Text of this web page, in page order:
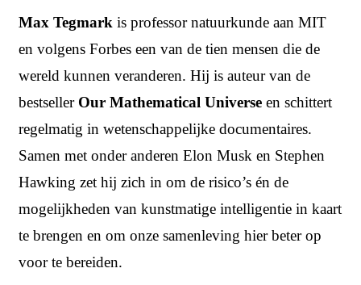
Max Tegmark is professor natuurkunde aan MIT
en volgens Forbes een van de tien mensen die de
wereld kunnen veranderen. Hij is auteur van de
bestseller Our Mathematical Universe en schittert
regelmatig in wetenschappelijke documentaires.
Samen met onder anderen Elon Musk en Stephen
Hawking zet hij zich in om de risico’s én de
mogelijkheden van kunstmatige intelligentie in kaart
te brengen en om onze samenleving hier beter op
voor te bereiden.